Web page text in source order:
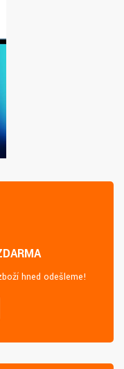
hned odešleme!